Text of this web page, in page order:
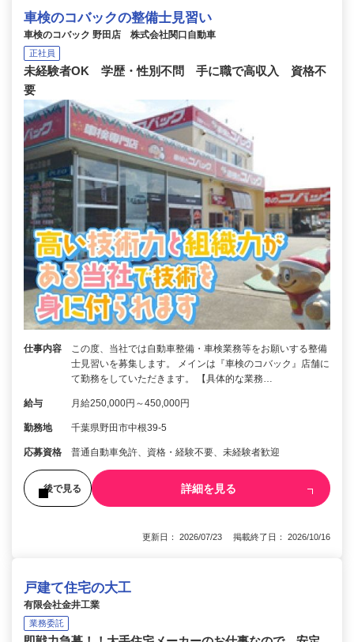
車検のコバックの整備士見習い
車検のコバック 野田店 株式会社関口自動車
正社員
未経験者OK 学歴・性別不問 手に職で高収入 資格不
要
仕事内容
この度、当社では自動車整備・車検業務等をお願いする整備
士見習いを募集します。 メインは『車検のコバック』店舗に
て勤務をしていただきます。 【具体的な業務…
給与 月給250,000円～450,000円
勤務地 千葉県野田市中根39-5
応募資格 普通自動車免許、資格・経験不要、未経験者歓迎
後で見る 詳細を見る
更新日： 2026/07/23 掲載終了日： 2026/10/16
戸建て住宅の大工
有限会社金井工業
業務委託